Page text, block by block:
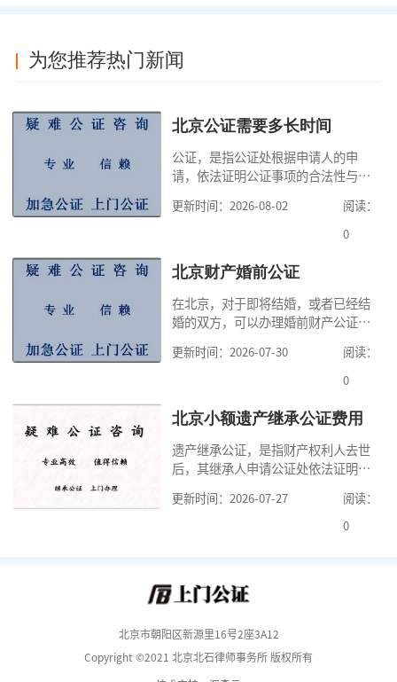
为您推荐热门新闻
北京公证需要多长时间
公证，是指公证处根据申请人的申
请，依法证明公证事项的合法性与真
高公证事项的效力，固定证据，但是
很多人不知道在北京办理公证需要多
家，办理公证的时候除了需要按照公
道北京公证需要什么材料,北京公证需
要多少钱？北京公
更新时间：2026-08-02
阅读：
0
北京财产婚前公证
在北京，对于即将结婚，或者已经结
婚的双方，可以办理婚前财产公证，
式，可以避免个人财产引发的纠纷，
但是，在北京办理婚前财产公证，除
料外，公证咨询告诉大家，我们有必
京婚前财产公证机构？了解这些不仅
有利于我们根
更新时间：2026-07-30
阅读：
0
北京小额遗产继承公证费用
遗产继承公证，是指财产权利人去世
后，其继承人申请公证处依法证明继
的证明活动。通过公证，继承人可以
拿着享有继承权的公证书办理遗产过
费。我们在办理继承公证的时候，需
更新时间：2026-07-27
阅读：
0
北京市朝阳区新源里16号2座3A12
Copyright ©2021 北京北石律师事务所 版权所有